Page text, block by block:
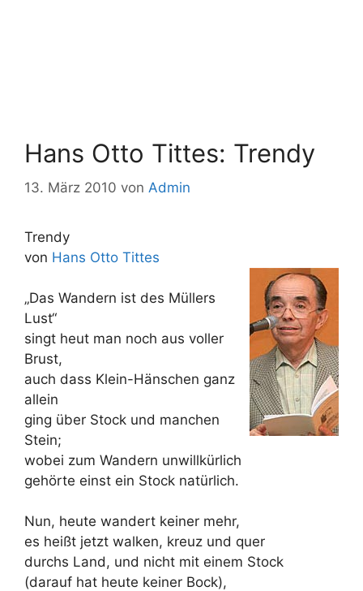
Hans Otto Tittes: Trendy
13. März 2010 von Admin
Trendy
von Hans Otto Tittes
„Das Wandern ist des Müllers
Lust“
singt heut man noch aus voller
Brust,
auch dass Klein-Hänschen ganz
allein
ging über Stock und manchen
Stein;
wobei zum Wandern unwillkürlich
gehörte einst ein Stock natürlich.
Nun, heute wandert keiner mehr,
es heißt jetzt walken, kreuz und quer
durchs Land, und nicht mit einem Stock
(darauf hat heute keiner Bock),